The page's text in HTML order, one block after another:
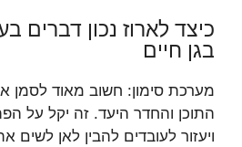
כיצד לארוז נכון דברים
בגן חיים
מערכת סימון: חשוב מאוד לסמן
התוכן והחדר היעד. זה יקל על
ויעזור לעובדים להבין לאן לשים